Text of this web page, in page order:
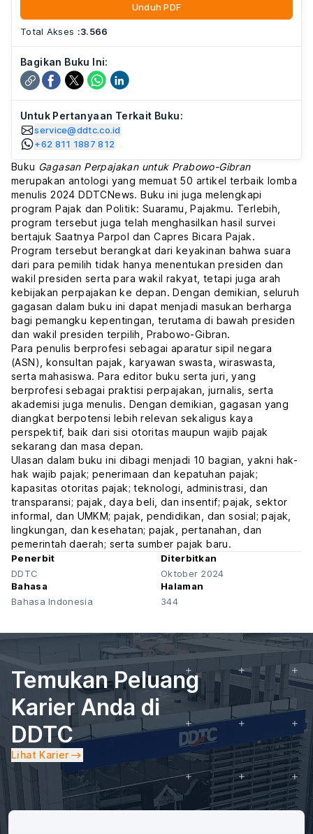
Unduh PDF
Total Akses :3.566
Bagikan Buku Ini:
Untuk Pertanyaan Terkait Buku:
service@ddtc.co.id
+62 811 1887 812
Buku Gagasan Perpajakan untuk Prabowo-Gibran
merupakan antologi yang memuat 50 artikel terbaik lomba
menulis 2024 DDTCNews. Buku ini juga melengkapi
program Pajak dan Politik: Suaramu, Pajakmu. Terlebih,
program tersebut juga telah menghasilkan hasil survei
bertajuk Saatnya Parpol dan Capres Bicara Pajak.
Program tersebut berangkat dari keyakinan bahwa suara
dari para pemilih tidak hanya menentukan presiden dan
wakil presiden serta para wakil rakyat, tetapi juga arah
kebijakan perpajakan ke depan. Dengan demikian, seluruh
gagasan dalam buku ini dapat menjadi masukan berharga
bagi pemangku kepentingan, terutama di bawah presiden
dan wakil presiden terpilih, Prabowo-Gibran.
Para penulis berprofesi sebagai aparatur sipil negara
(ASN), konsultan pajak, karyawan swasta, wiraswasta,
serta mahasiswa. Para editor buku serta juri, yang
berprofesi sebagai praktisi perpajakan, jurnalis, serta
akademisi juga menulis. Dengan demikian, gagasan yang
diangkat berpotensi lebih relevan sekaligus kaya
perspektif, baik dari sisi otoritas maupun wajib pajak
sekarang dan masa depan.
Ulasan dalam buku ini dibagi menjadi 10 bagian, yakni hak-
hak wajib pajak; penerimaan dan kepatuhan pajak;
kapasitas otoritas pajak; teknologi, administrasi, dan
transparansi; pajak, daya beli, dan insentif; pajak, sektor
informal, dan UMKM; pajak, pendidikan, dan sosial; pajak,
lingkungan, dan kesehatan; pajak, pertanahan, dan
pemerintah daerah; serta sumber pajak baru.
Penerbit
DDTC
Diterbitkan
Oktober 2024
Bahasa
Bahasa Indonesia
Halaman
344
Temukan Peluang
Karier Anda di
DDTC
Lihat Karier